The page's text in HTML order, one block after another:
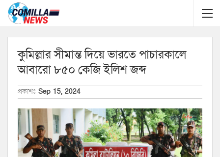
কুমিল্লার সীমান্ত দিয়ে ভারতে পাচারকালে
আবারো ৮৫০ কেজি ইলিশ জব্দ
প্রকাশঃ Sep 15, 2024